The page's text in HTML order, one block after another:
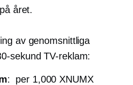
året.
av genomsnittliga
sekund TV-reklam:
:
per 1,000 XNUMX